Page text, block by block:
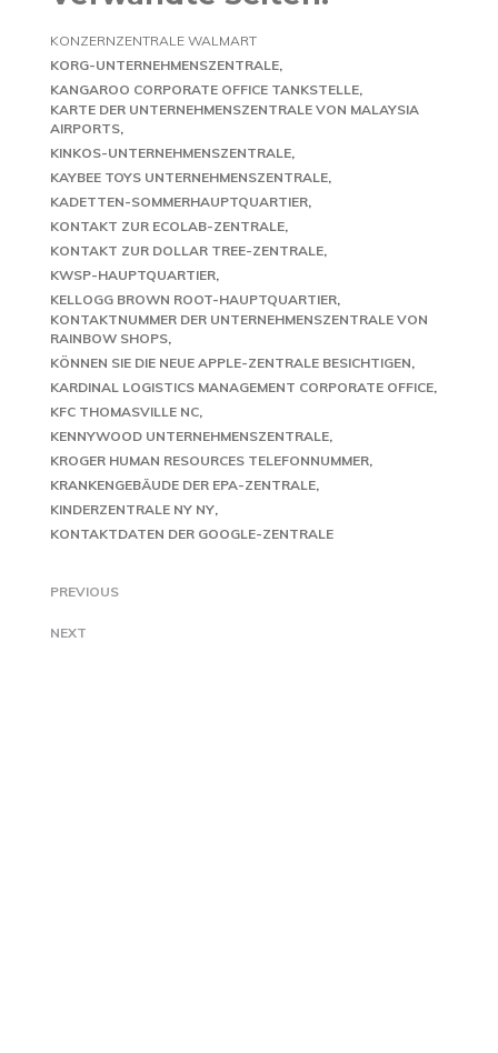
KONZERNZENTRALE WALMART
KORG-UNTERNEHMENSZENTRALE
KANGAROO CORPORATE OFFICE TANKSTELLE
KARTE DER UNTERNEHMENSZENTRALE VON MALAYSIA
AIRPORTS
KINKOS-UNTERNEHMENSZENTRALE
KAYBEE TOYS UNTERNEHMENSZENTRALE
KADETTEN-SOMMERHAUPTQUARTIER
KONTAKT ZUR ECOLAB-ZENTRALE
KONTAKT ZUR DOLLAR TREE-ZENTRALE
KWSP-HAUPTQUARTIER
KELLOGG BROWN ROOT-HAUPTQUARTIER
KONTAKTNUMMER DER UNTERNEHMENSZENTRALE VON
RAINBOW SHOPS
KÖNNEN SIE DIE NEUE APPLE-ZENTRALE BESICHTIGEN
KARDINAL LOGISTICS MANAGEMENT CORPORATE OFFICE
KFC THOMASVILLE NC
KENNYWOOD UNTERNEHMENSZENTRALE
KROGER HUMAN RESOURCES TELEFONNUMMER
KRANKENGEBÄUDE DER EPA-ZENTRALE
KINDERZENTRALE NY NY
KONTAKTDATEN DER GOOGLE-ZENTRALE
PREVIOUS
NEXT